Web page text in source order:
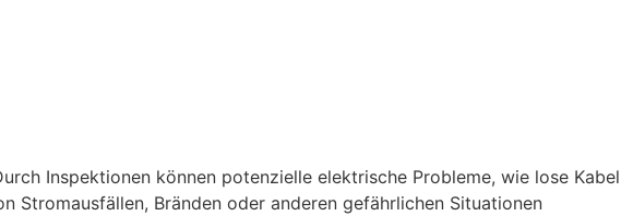
Inspektionen können potenzielle elektrische Probleme, wie lose Kabel
Stromausfällen, Bränden oder anderen gefährlichen Situationen